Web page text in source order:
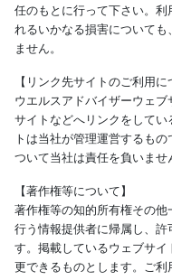
任のもとに行って下さい。
れるいかなる損害について
ません。
【リンク先サイトのご利用に
ウエルスアドバイザーウェ
サイトなどへリンクをして
トは当社が管理運営するも
ついて当社は責任を負いませ
【著作権等について】
著作権等の知的所有権その
行う情報提供者に帰属し、
す。掲載しているウェブサイ
更できるものとします。ご